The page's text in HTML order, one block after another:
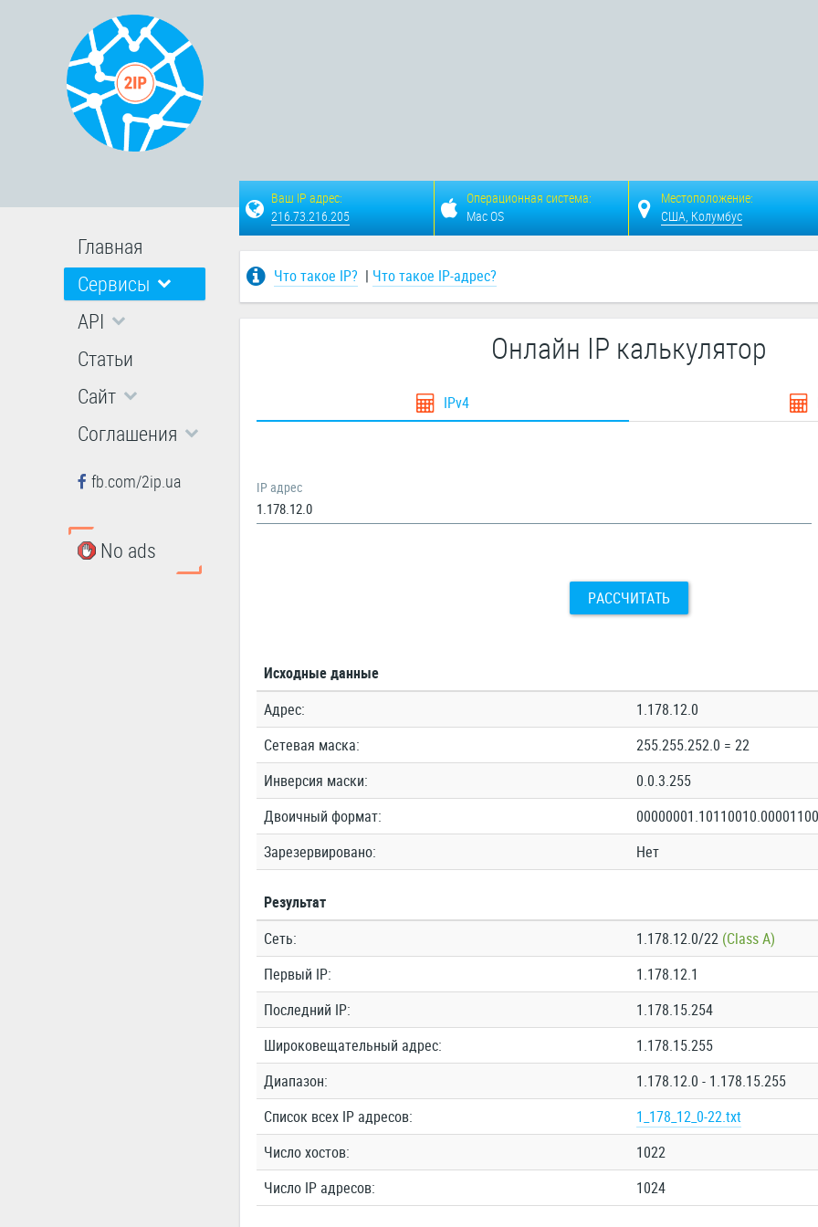
Главная
Сервисы
API
Статьи
Сайт
Соглашения
fb.com/2ip.ua
No ads
Ваш IP адрес:
216.73.216.205
Операционная система:
Mac OS
Местоположение:
США, Колумбус
Что такое IP? | Что такое IP-адрес?
Онлайн IP калькулятор
IPv4
IP адрес
РАССЧИТАТЬ
Исходные данные
Адрес:
1.178.12.0
Сетевая маска:
255.255.252.0 = 22
Инверсия маски:
0.0.3.255
Двоичный формат:
Зарезервировано:
Нет
Результат
Сеть:
1.178.12.0/22 (Class A)
Первый IP:
1.178.12.1
Последний IP:
1.178.15.254
Широковещательный адрес:
1.178.15.255
Диапазон:
1.178.12.0 - 1.178.15.255
Список всех IP адресов:
1_178_12_0-22.txt
Число хостов:
1022
Число IP адресов:
1024